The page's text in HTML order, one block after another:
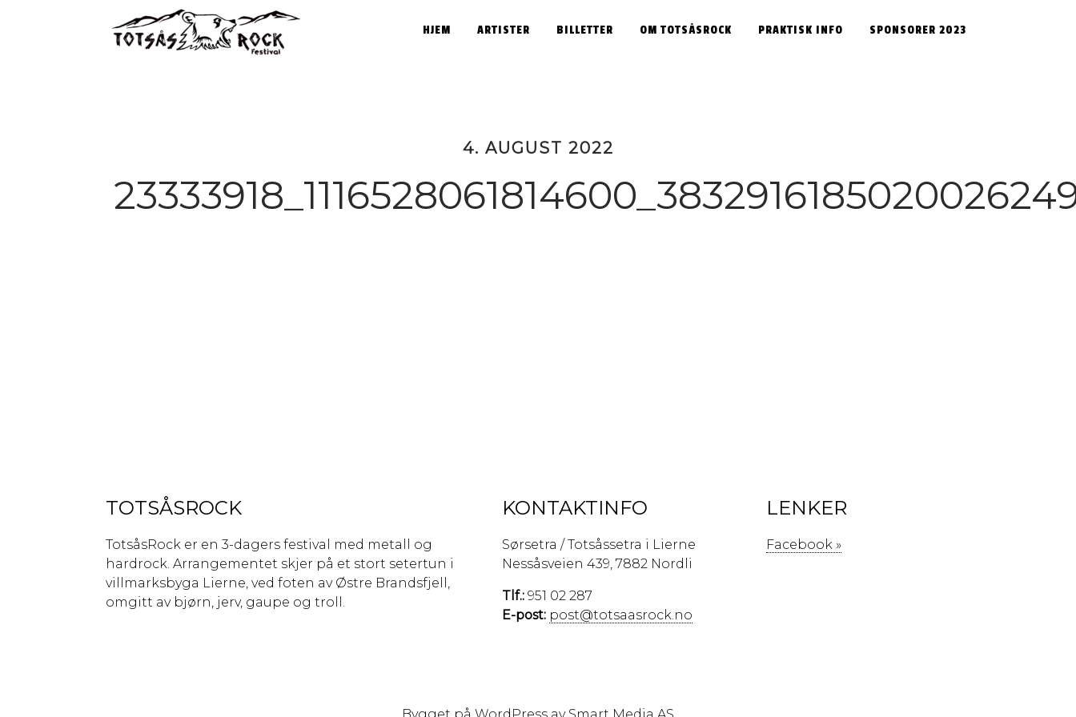
HJEM ARTISTER BILLETTER OM TOTSÅSROCK PRAKTISK INFO SPONSORER 2023
4. AUGUST 2022
TOTSÅSROCK
TotsåsRock er en 3-dagers festival med metall og
hardrock. Arrangementet skjer på et stort setertun i
villmarksbyga Lierne, ved foten av Østre Brandsfjell,
omgitt av bjørn, jerv, gaupe og troll.
KONTAKTINFO
Sørsetra / Totsåssetra i Lierne
Nessåsveien 439, 7882 Nordli
Tlf.: 951 02 287
E-post: post@totsaasrock.no
LENKER
Facebook »